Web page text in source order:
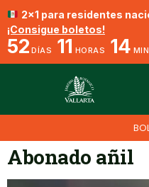
2x1 para residentes
¡Consigue boletos!
52 DÍAS 11 HORAS 14
Abonado añil